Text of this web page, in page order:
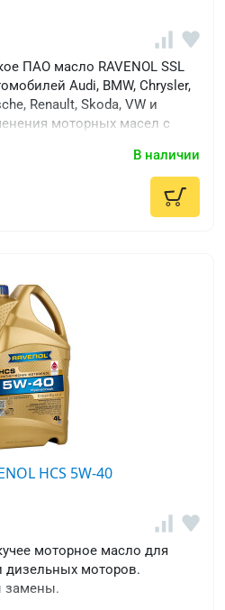
ПАО масло RAVENOL SSL
Audi, BMW, Chrysler,
Renault, Skoda, VW и
моторных масел с
и эксплуатируются в
В наличии
HCS 5W-40
моторное масло для
дизельных моторов.
замены.